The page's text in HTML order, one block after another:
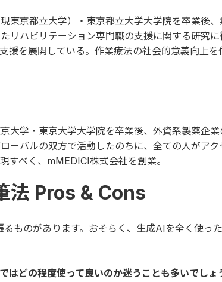
東京都立大学）・東京都立大学大学院を卒業後
リハビリテーション専門職の支援に関する研究
援を展開している。作業療法の社会的意義向上を
大学・東京大学大学院を卒業後、外資系製薬企
ーバルの双方で活動したのちに、全ての人がア
すべく、mMEDICI株式会社を創業。
法 Pros & Cons
ものがあります。おそらく、生成AIを全く使っ
はどの程度使って良いのか迷うことも多いでしょ